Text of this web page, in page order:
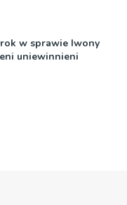
w sprawie Iwony
uniewinnieni